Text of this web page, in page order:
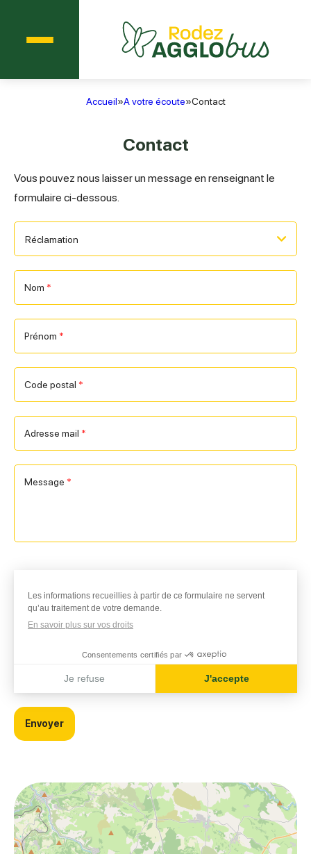
Accueil»A votre écoute»Contact
Contact
Vous pouvez nous laisser un message en renseignant le
formulaire ci-dessous.
Nom *
Prénom *
Code postal *
Adresse mail *
Message *
Les informations recueillies à partir de ce formulaire ne servent
qu’au traitement de votre demande.
En savoir plus sur vos droits
Consentements certifiés par
Je refuse
J'accepte
Envoyer